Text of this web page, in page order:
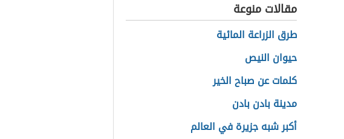
مقالات منوعة
طرق الزراعة المائية
حيوان النيص
كلمات عن صباح الخير
مدينة بادن بادن
أكبر شبه جزيرة في العالم